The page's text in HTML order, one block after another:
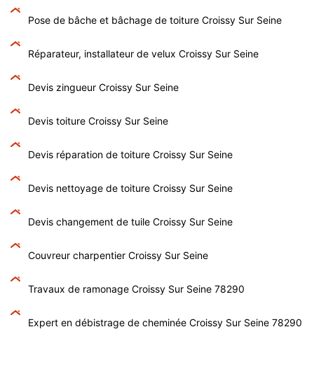
Pose de bâche et bâchage de toiture Croissy Sur Seine
Réparateur, installateur de velux Croissy Sur Seine
Devis zingueur Croissy Sur Seine
Devis toiture Croissy Sur Seine
Devis réparation de toiture Croissy Sur Seine
Devis nettoyage de toiture Croissy Sur Seine
Devis changement de tuile Croissy Sur Seine
Couvreur charpentier Croissy Sur Seine
Travaux de ramonage Croissy Sur Seine 78290
Expert en débistrage de cheminée Croissy Sur Seine 78290